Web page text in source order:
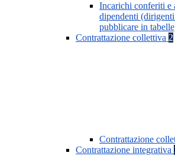
Incarichi conferiti e
dipendenti
pubblicare in
Contrattazione collettiva 2
Contrattazione
Contrattazione integrativa